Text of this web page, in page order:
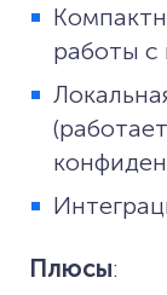
работы с
Плюсы: